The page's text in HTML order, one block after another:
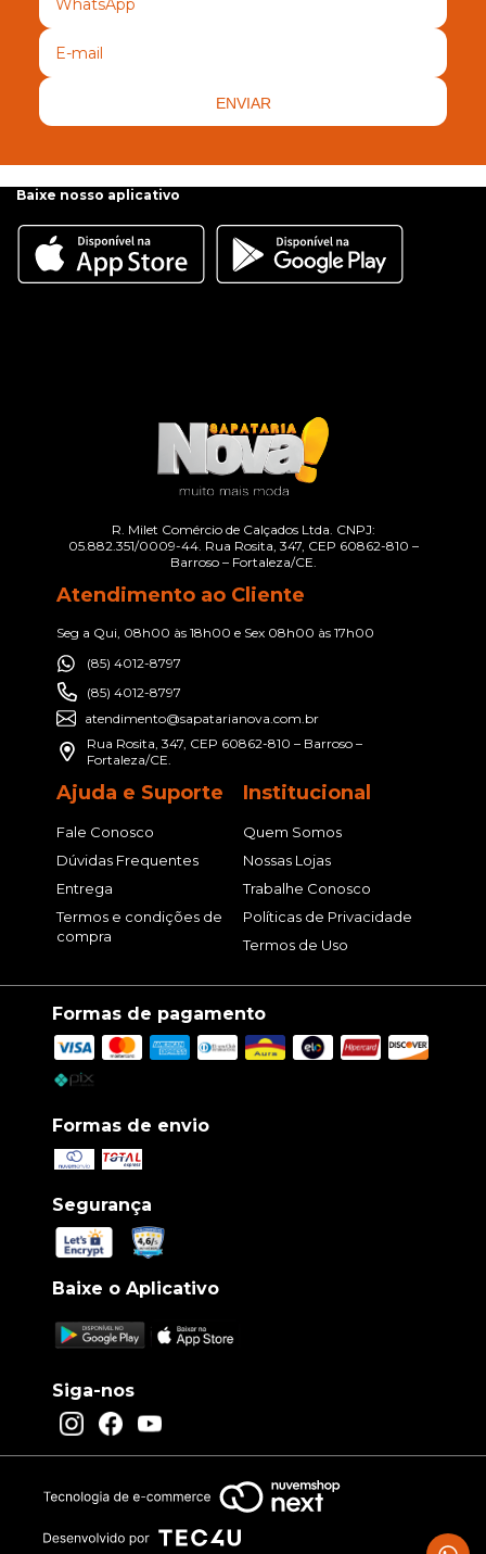
ENVIAR
Baixe nosso aplicativo
R. Milet Comércio de Calçados Ltda. CNPJ:
05.882.351/0009-44. Rua Rosita, 347, CEP 60862-810 –
Barroso – Fortaleza/CE.
Atendimento ao Cliente
Seg a Qui, 08h00 às 18h00 e Sex 08h00 às 17h00
(85) 4012-8797
(85) 4012-8797
atendimento@sapatarianova.com.br
Rua Rosita, 347, CEP 60862-810 – Barroso –
Fortaleza/CE.
Ajuda e Suporte
Fale Conosco
Dúvidas Frequentes
Entrega
Termos e condições de
compra
Institucional
Quem Somos
Nossas Lojas
Trabalhe Conosco
Políticas de Privacidade
Termos de Uso
Formas de pagamento
Formas de envio
Segurança
Baixe o Aplicativo
Siga-nos